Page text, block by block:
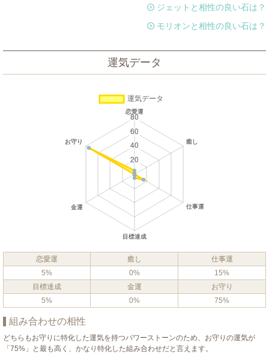
ジェットと相性の良い石は？
モリオンと相性の良い石は？
運気データ
恋愛運 癒し
仕事運
5%
0%
15%
目標達成
金運
お守り
5%
0% 75%
組み合わせの相性
どちらもお守りに特化した運気を持つパワーストーンのため、お守りの運気が
「75%」と最も高く、かなり特化した組み合わせだと言えます。